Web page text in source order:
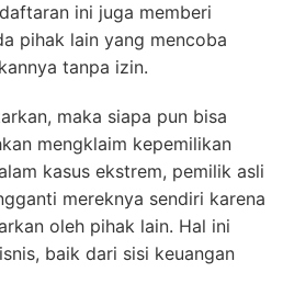
ini juga memberi
pihak lain yang mencoba
tanpa izin.
maka siapa pun bisa
mengklaim kepemilikan
kasus ekstrem, pemilik asli
mereknya sendiri karena
oleh pihak lain. Hal ini
baik dari sisi keuangan